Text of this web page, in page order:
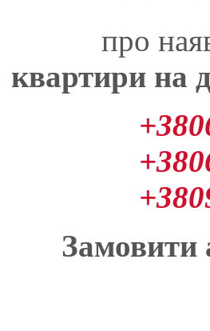
про
квартири на
Замовити